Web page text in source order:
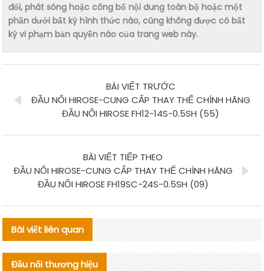
đổi, phát sóng hoặc công bố nội dung toàn bộ hoặc một
phần dưới bất kỳ hình thức nào, cũng không được có bất
kỳ vi phạm bản quyền nào của trang web này.
BÀI VIẾT TRƯỚC
ĐẦU NỐI HIROSE-CUNG CẤP THAY THẾ CHÍNH HÃNG
ĐẦU NỐI HIROSE FH12-14S-0.5SH (55)
BÀI VIẾT TIẾP THEO
ĐẦU NỐI HIROSE-CUNG CẤP THAY THẾ CHÍNH HÃNG
ĐẦU NỐI HIROSE FH19SC-24S-0.5SH (09)
Bài viết liên quan
Đầu nối thương hiệu